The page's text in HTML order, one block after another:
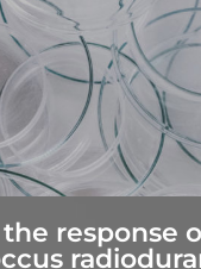
response